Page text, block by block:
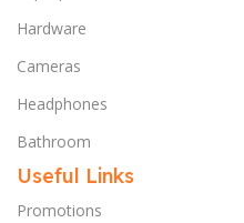
Hardware
Cameras
Headphones
Bathroom
Useful Links
Promotions